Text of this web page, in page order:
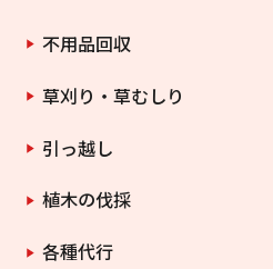
不用品回収
草刈り・草むしり
引っ越し
植木の伐採
各種代行